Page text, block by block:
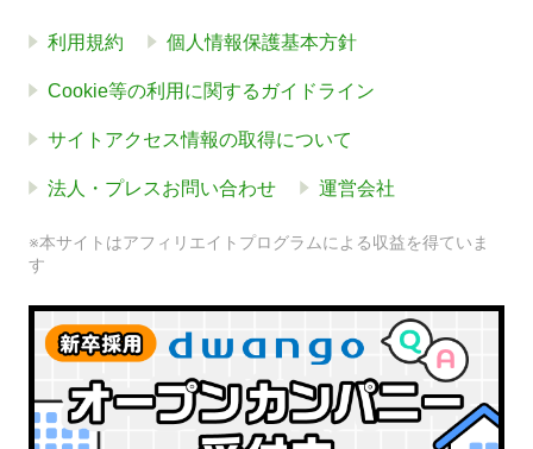
利用規約 個人情報保護基本方針
Cookie等の利用に関するガイドライン
サイトアクセス情報の取得について
法人・プレスお問い合わせ 運営会社
※本サイトはアフィリエイトプログラムによる収益を得ていま
す